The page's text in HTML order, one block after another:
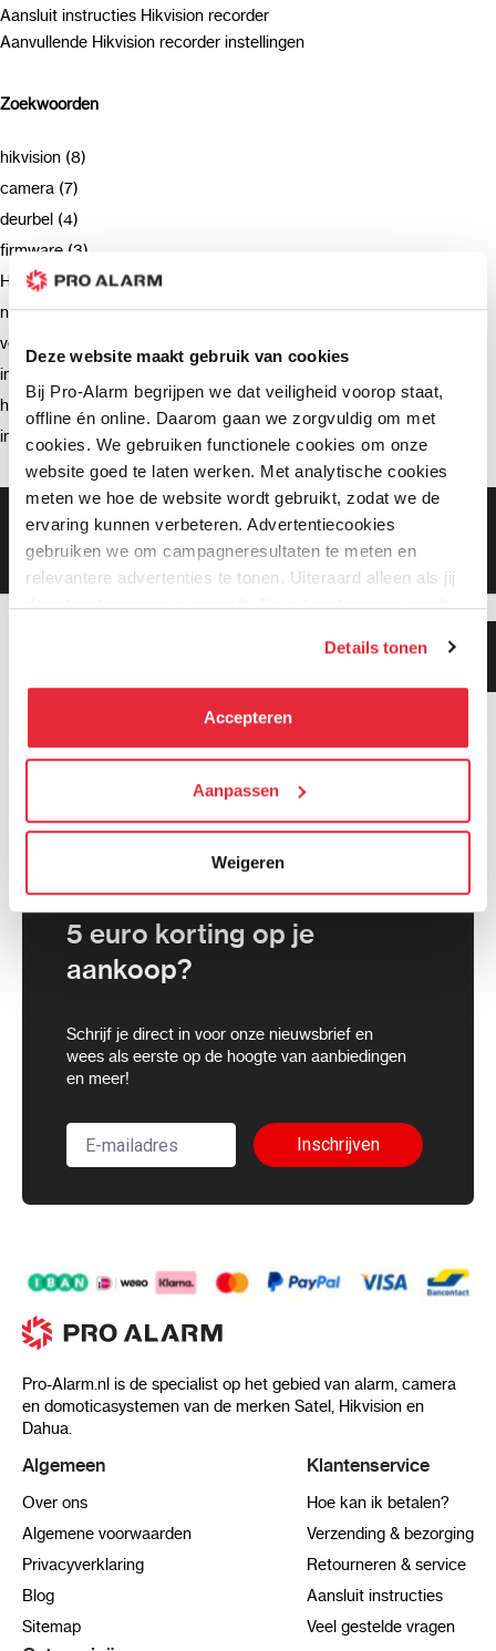
Deze website maakt gebruik van cookies
Bij Pro-Alarm begrijpen we dat veiligheid voorop staat,
offline én online. Daarom gaan we zorgvuldig om met
cookies. We gebruiken functionele cookies om onze
website goed te laten werken. Met analytische cookies
meten we hoe de website wordt gebruikt, zodat we de
ervaring kunnen verbeteren. Advertentiecookies
gebruiken we om campagneresultaten te meten en
relevantere advertenties te tonen. Uiteraard alleen als jij
daar toestemming voor geeft. Als je toestemming geeft,
kunnen deze gegevens combineren met informatie die zij
hebben verzameld via het gebruik van hun diensten. Je
kunt alle cookies accepteren, alleen noodzakelijke
We werken samen met21 derden
die uw gegevens
kunnen ontvangen en verwerken.
Details tonen
Accepteren
Aanpassen
Weigeren
Aansluit instructies Hikvision recorder
Aanvullende Hikvision recorder instellingen
Zoekwoorden
hikvision (8)
camera (7)
deurbel (4)
firmware (3)
Hikvision (3)
netwerkrecorder (2)
verzending (2)
intercom (2)
hik-connect (2)
installatie (2)
Gratis bezorging vanaf €99,-
Gratis retourneren binnen 90 dagen*
Klanten geven ons een 9.3 gemiddeld
5 euro korting op je
aankoop?
Schrijf je direct in voor onze nieuwsbrief en
wees als eerste op de hoogte van aanbiedingen
en meer!
Inschrijven
Pro-Alarm.nl is de specialist op het gebied van alarm, camera
en domoticasystemen van de merken Satel, Hikvision en
Dahua.
Klanten geven ons 9.3
Algemeen
Over ons
Algemene voorwaarden
Privacyverklaring
Blog
Sitemap
Klantenservice
Hoe kan ik betalen?
Verzending & bezorging
Retourneren & service
Aansluit instructies
Veel gestelde vragen